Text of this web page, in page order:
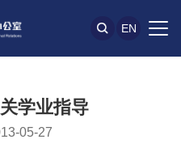
EN
学业指导
05-27